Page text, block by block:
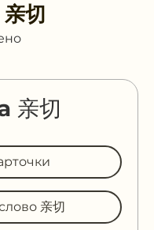
亲切
亲切
亲切